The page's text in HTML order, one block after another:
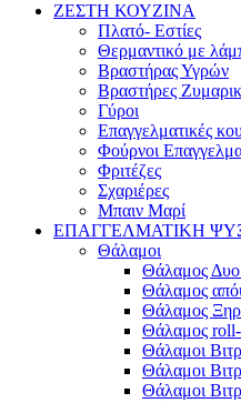
ΖΕΣΤΗ ΚΟΥΖΙΝΑ
Πλατό- Εστίες
Θερμαντικό με
Βραστήρας Υγρών
Βραστήρες
Γύροι
Επαγγελματικές
Φούρνοι
Φριτέζες
Σχαριέρες
Μπαιν Μαρί
ΕΠΑΓΓΕΛΜΑΤΙΚΗ
Θάλαμοι
Θάλαμος
Θάλαμος
Θάλαμος
Θάλαμος
Θάλαμοι
Θάλαμοι
Θάλαμοι